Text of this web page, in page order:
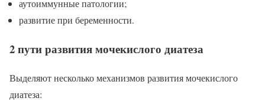
аутоиммунные патологии;
развитие при беременности.
2 пути развития мочекислого диатеза
Выделяют несколько механизмов развития мочекислого
диатеза: